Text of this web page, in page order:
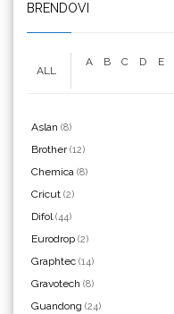
BRENDOVI
ALL
A B C D E
Aslan (8)
Brother(12)
Chemica (8)
Cricut (2)
Difol(44)
Eurodrop (2)
Graphtec (14)
Gravotech (8)
Guandong (24)